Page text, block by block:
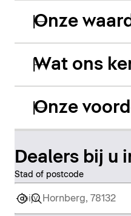
Onze
Wat ons
Onze
Dealers bij u
Stad of postcode